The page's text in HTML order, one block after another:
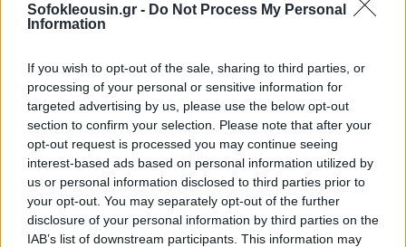
Sofokleousin.gr - Do Not Process My Personal
Information
If you wish to opt-out of the sale, sharing to third parties, or
processing of your personal or sensitive information for
targeted advertising by us, please use the below opt-out
section to confirm your selection. Please note that after your
opt-out request is processed you may continue seeing
interest-based ads based on personal information utilized by
us or personal information disclosed to third parties prior to
your opt-out. You may separately opt-out of the further
disclosure of your personal information by third parties on the
IAB’s list of downstream participants. This information may
Σε ό,τι αφορά τον δείκτη εμπιστοσύνης για την
πρωθυπουργία της χώρας, περίπου ένας στους πέντε
(21%) δηλώνει ότι δεν εμπιστεύεται κάποιον από
τους πολιτικούς αρχηγούς για τον πρωθυπουργικό
θώκο, στοιχείο που αναδεικνύει την πολιτική
αποστασιοποίηση μερίδων της κοινωνίας. Εντός